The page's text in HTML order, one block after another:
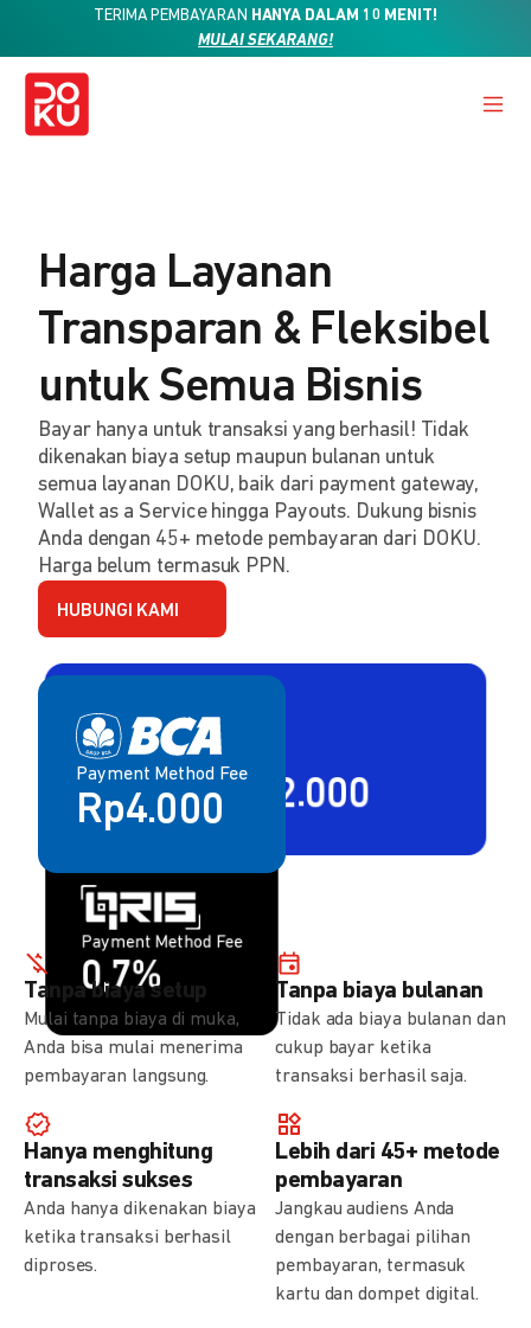
TERIMA PEMBAYARAN HANYA DALAM 10 MENIT!
MULAI SEKARANG!
Harga Layanan
Transparan & Fleksibel
untuk Semua Bisnis
Bayar hanya untuk transaksi yang berhasil! Tidak
dikenakan biaya setup maupun bulanan untuk
semua layanan DOKU, baik dari payment gateway,
Wallet as a Service hingga Payouts. Dukung bisnis
Anda dengan 45+ metode pembayaran dari DOKU.
Harga belum termasuk PPN.
HUBUNGI KAMI
Payment Method Fee
Rp4.000
Payment Method Fee
2,80% + Rp2.000
Payment Method Fee
0,7%
Payment Method Fee
1,5%
Tanpa biaya setup
Mulai tanpa biaya di muka,
Anda bisa mulai menerima
pembayaran langsung.
Tanpa biaya bulanan
Tidak ada biaya bulanan dan
cukup bayar ketika
transaksi berhasil saja.
Hanya menghitung
transaksi sukses
Anda hanya dikenakan biaya
ketika transaksi berhasil
diproses.
Lebih dari 45+ metode
pembayaran
Jangkau audiens Anda
dengan berbagai pilihan
pembayaran, termasuk
kartu dan dompet digital.